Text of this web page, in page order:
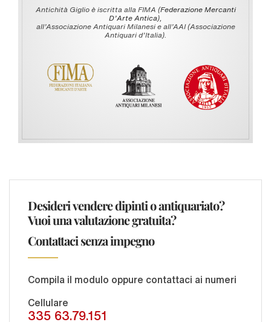
Antichità Giglio è iscritta alla FIMA (Federazione Mercanti
D'Arte Antica),
all’Associazione Antiquari Milanesi e all’AAI (Associazione
Antiquari d’Italia).
Desideri vendere dipinti o antiquariato?
Vuoi una valutazione gratuita?
Contattaci senza impegno
Compila il modulo oppure contattaci ai numeri
Cellulare
335 63.79.151